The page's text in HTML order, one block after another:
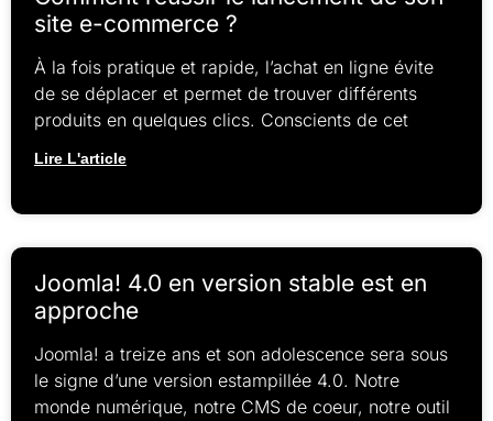
site e-commerce ?
À la fois pratique et rapide, l’achat en ligne évite
de se déplacer et permet de trouver différents
produits en quelques clics. Conscients de cet
Lire L'article
Joomla! 4.0 en version stable est en
approche
Joomla! a treize ans et son adolescence sera sous
le signe d’une version estampillée 4.0. Notre
monde numérique, notre CMS de coeur, notre outil